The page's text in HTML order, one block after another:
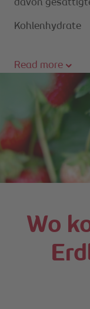
davon
Kohlenhydrate
Read more
Wo